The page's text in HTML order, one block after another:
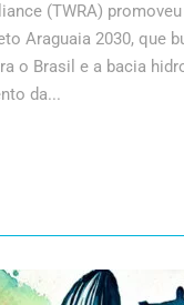
(TWRA)
Araguaia 2030, que
o Brasil e a bacia
da...